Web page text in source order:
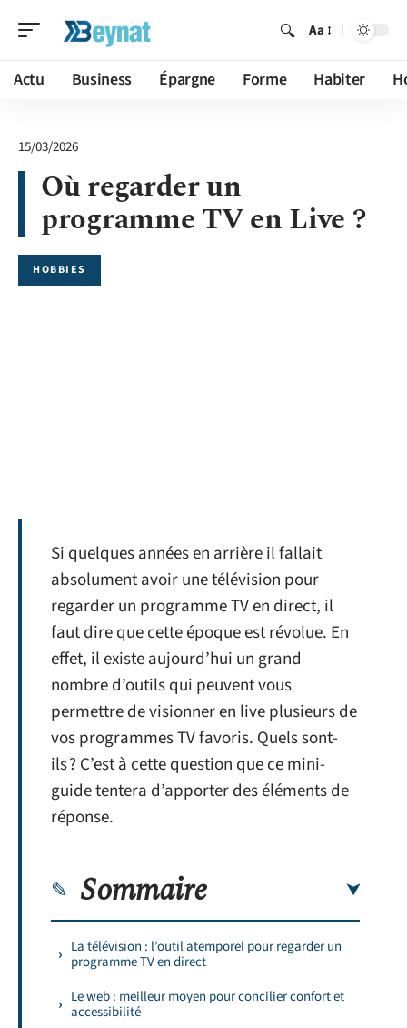
Aa
Actu Business Épargne Forme Habiter
15/03/2026
Où regarder un
programme TV en Live ?
HOBBIES
Si quelques années en arrière il fallait
absolument avoir une télévision pour
regarder un programme TV en direct, il
faut dire que cette époque est révolue. En
effet, il existe aujourd’hui un grand
nombre d’outils qui peuvent vous
permettre de visionner en live plusieurs de
vos programmes TV favoris. Quels sont-
ils ? C’est à cette question que ce mini-
guide tentera d’apporter des éléments de
réponse.
Sommaire
La télévision : l’outil atemporel pour regarder un
programme TV en direct
Le web : meilleur moyen pour concilier confort et
accessibilité